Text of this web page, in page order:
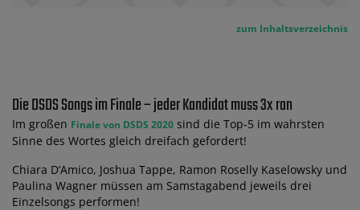
zum Inhaltsverzeichnis
Die DSDS Songs im Finale – jeder Kandidat muss 3x ran
Im großen Finale von DSDS 2020 sind die Top-5 im wahrsten
Sinne des Wortes gleich dreifach gefordert!
Chiara D’Amico, Joshua Tappe, Ramon Roselly Kaselowsky und
Paulina Wagner müssen am Samstagabend jeweils drei
Einzelsongs performen!